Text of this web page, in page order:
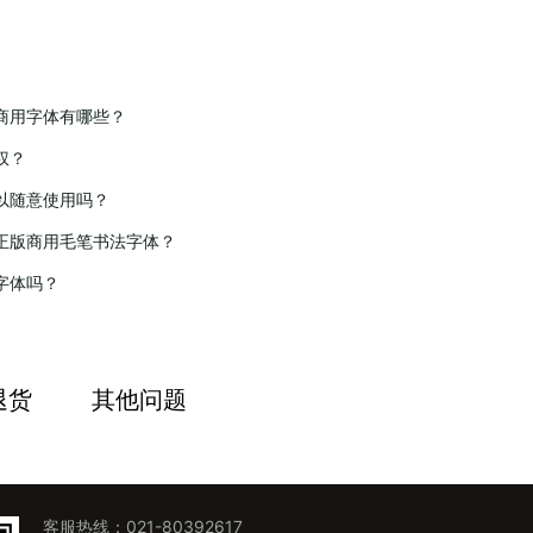
用字体有哪些？
？
随意使用吗？
版商用毛笔书法字体？
体吗？
货 其他问题
客服热线：021-80392617